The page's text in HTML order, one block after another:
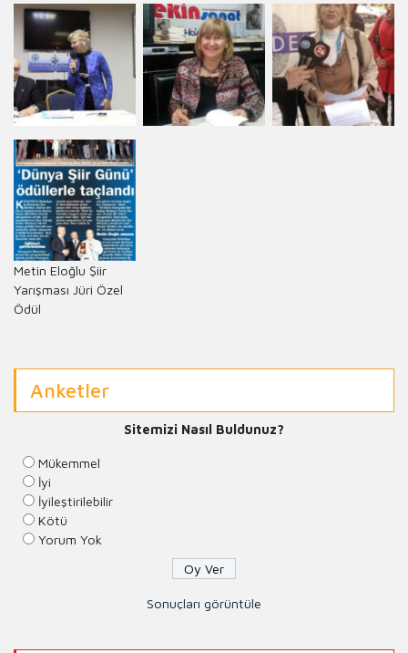
Metin Eloğlu Şiir
Yarışması Jüri Özel
Ödül
Anketler
Sitemizi Nasıl Buldunuz?
Mükemmel
İyi
İyileştirilebilir
Kötü
Yorum Yok
Sonuçları görüntüle